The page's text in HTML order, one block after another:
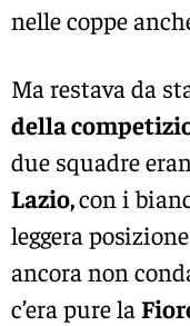
nelle coppe
Ma restava da
della
due squadre
Lazio,con i
leggera
ancora non
c’era pure la